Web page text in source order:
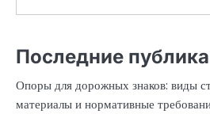
Последние
Опоры для дорожных знаков: виды
материалы и нормативные